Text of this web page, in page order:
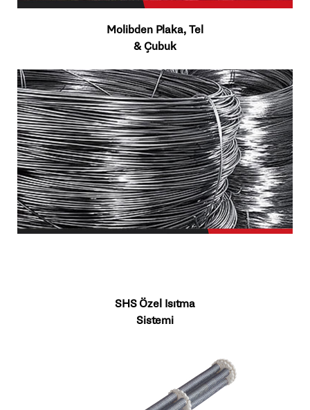
Molibden Plaka, Tel
& Çubuk
SHS Özel Isıtma
Sistemi